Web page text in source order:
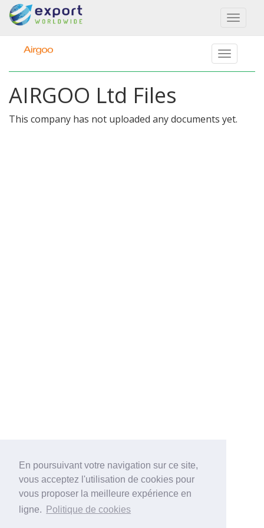
En poursuivant votre navigation sur ce site,
vous acceptez l'utilisation de cookies pour
vous proposer la meilleure expérience en
ligne.
Politique de cookies
Toggle
AIRGOO Ltd Files
This company has not uploaded any documents yet.